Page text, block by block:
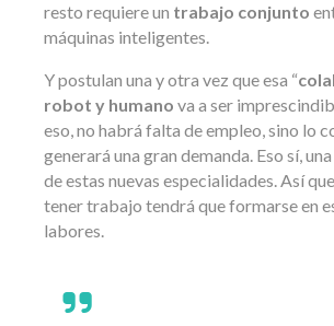
resto requiere un trabajo conjunto
máquinas inteligentes.
Y postulan una y otra vez que esa “
robot y humano va a ser
eso, no habrá falta de empleo, sino lo
generará una gran demanda. Eso sí,
de estas nuevas especialidades. Así
tener trabajo tendrá que formarse en
labores.